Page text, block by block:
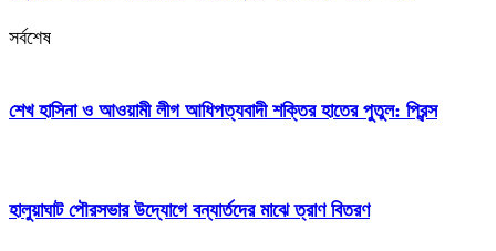
সর্বশেষ
শেখ হাসিনা ও আওয়ামী লীগ আধিপত্যবাদী শক্তির হাতের পুতুল: প্রিন্স
হালুয়াঘাট পৌরসভার উদ্যোগে বন্যার্তদের মাঝে ত্রাণ বিতরণ